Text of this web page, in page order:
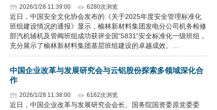
2026/1/28 11:39:00 6280次浏览
近日，中国安全文化协会发布的《关于2025年度安全管理标准化
班组建设情况的通报》显示，榆林新材料集团发电分公司机务检修
部汽机辅机及管阀班组成功获评全国“5831”安全标准化一级班组，
充分展示了榆林新材料集团基层班组建设的卓越成效。…
中国企业改革与发展研究会与云铝股份探索多领域深化合
作
2026/1/28 11:38:00 6162次浏览
近日，中国企业改革与发展研究会会长、国务院国资委原党委委